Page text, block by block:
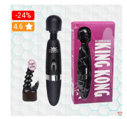
-24%
4.6